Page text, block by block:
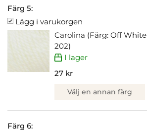
Färg 5:
Lägg i varukorgen
Carolina (Färg: Off White
202)
I lager
27 kr
Välj en annan färg
Färg 6: